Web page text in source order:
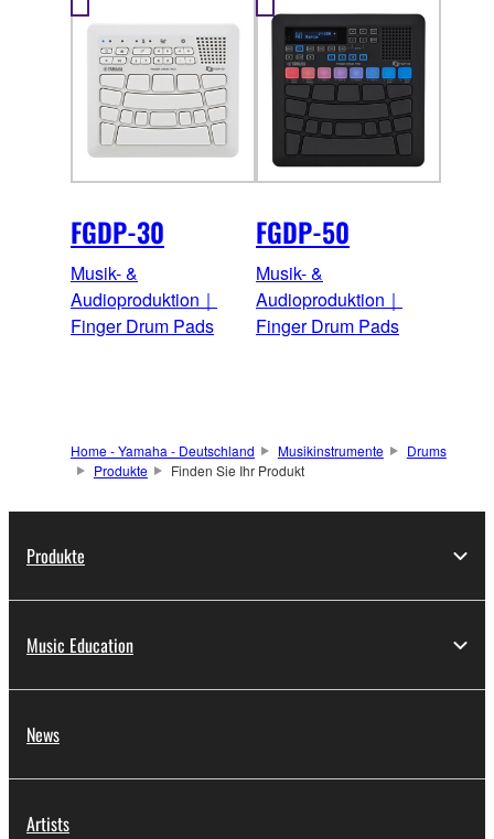
FGDP-30
Musik- &
Audioproduktion｜
Finger Drum Pads
FGDP-50
Musik- &
Audioproduktion｜
Finger Drum Pads
Home - Yamaha - Deutschland Musikinstrumente
Drums
Produkte
Finden Sie Ihr Produkt
Produkte
Music Education
News
Artists